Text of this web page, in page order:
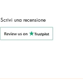
Scrivi una recensione